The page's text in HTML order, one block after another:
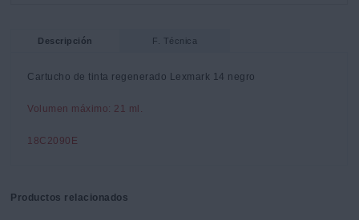
Descripción F. Técnica
Cartucho de tinta regenerado Lexmark 14 negro
Volumen máximo: 21 ml.
18C2090E
Productos relacionados